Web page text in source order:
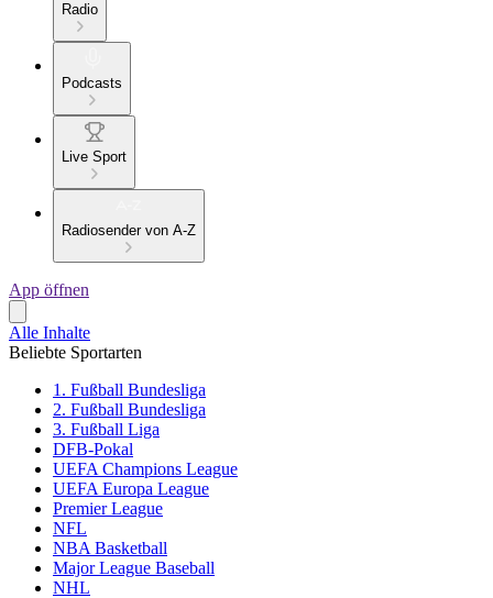
Radio
Podcasts
Live Sport
Radiosender von A-Z
App öffnen
Alle Inhalte
Beliebte Sportarten
1. Fußball Bundesliga
2. Fußball Bundesliga
3. Fußball Liga
DFB-Pokal
UEFA Champions League
UEFA Europa League
Premier League
NFL
NBA Basketball
Major League Baseball
NHL